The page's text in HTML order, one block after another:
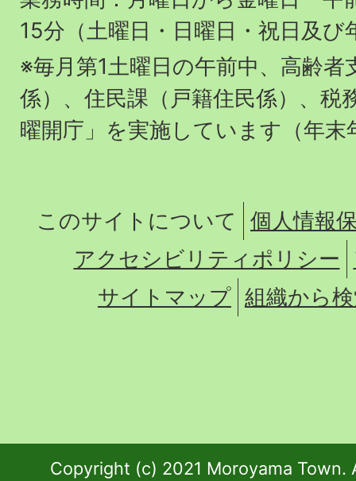
15分（土曜日・日曜日・祝日及び
※毎月第1土曜日の午前中、高齢者
係）、住民課（戸籍住民係）、税
曜開庁」を実施しています（年末
このサイトについて
個人情報
アクセシビリティポリシー
サイトマップ 組織から
Copyright (c) 2021 Moroyama Town.